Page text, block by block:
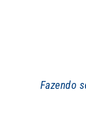
Fazendo